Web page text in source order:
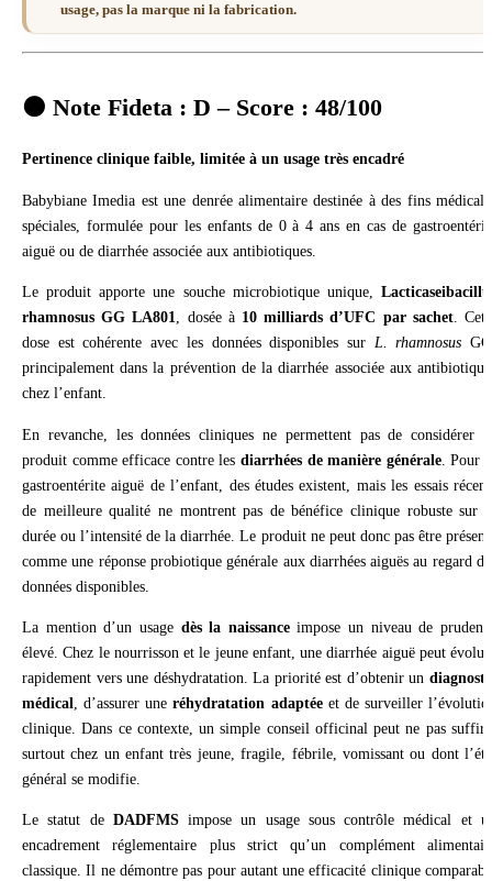
usage, pas la marque ni la fabrication.
🟠 Note Fideta : D – Score : 48/100
Pertinence clinique faible, limitée à un usage très encadré
Babybiane Imedia est une denrée alimentaire destinée à des fins
spéciales, formulée pour les enfants de 0 à 4 ans en cas de
aiguë ou de diarrhée associée aux antibiotiques.
Le produit apporte une souche microbiotique unique,
rhamnosus GG LA801
, dosée à 10 milliards d’UFC par sachet.
dose est cohérente avec les données disponibles sur L. rhamnosus
principalement dans la prévention de la diarrhée associée aux
chez l’enfant.
En revanche, les données cliniques ne permettent pas de considérer
produit comme efficace contre les diarrhées de manière générale. Pour
gastroentérite aiguë de l’enfant, des études existent, mais les essais
de meilleure qualité ne montrent pas de bénéfice clinique robuste sur
durée ou l’intensité de la diarrhée. Le produit ne peut donc pas être
comme une réponse probiotique générale aux diarrhées aiguës au regard
données disponibles.
La mention d’un usage dès la naissanceimpose un niveau de
élevé. Chez le nourrisson et le jeune enfant, une diarrhée aiguë peut
rapidement vers une déshydratation. La priorité est d’obtenir un
médical , d’assurer uneréhydratation adaptéeet de surveiller
clinique. Dans ce contexte, un simple conseil officinal peut ne pas
surtout chez un enfant très jeune, fragile, fébrile, vomissant ou dont
général se modifie.
Le statut de DADFMSimpose un usage sous contrôle médical et
encadrement réglementaire plus strict qu’un complément
classique. Il ne démontre pas pour autant une efficacité clinique